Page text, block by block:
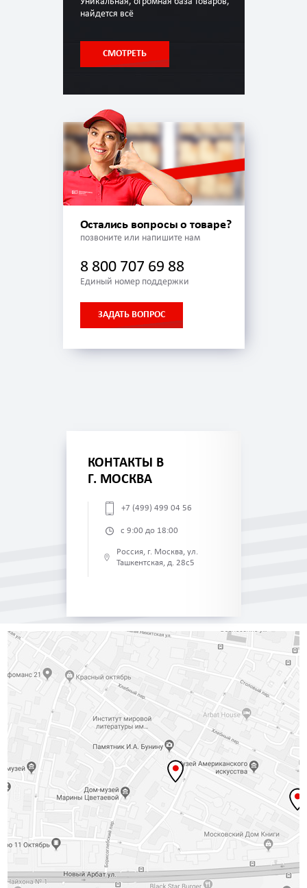
найдется всё
СМОТРЕТЬ
Остались вопросы о товаре?
позвоните или напишите нам
8 800 707 69 88
Единый номер поддержки
ЗАДАТЬ ВОПРОС
КОНТАКТЫ В
Г. МОСКВА
+7 (499) 499 04 56
с 9:00 до 18:00
Россия, г. Москва, ул.
Ташкентская, д. 28с5